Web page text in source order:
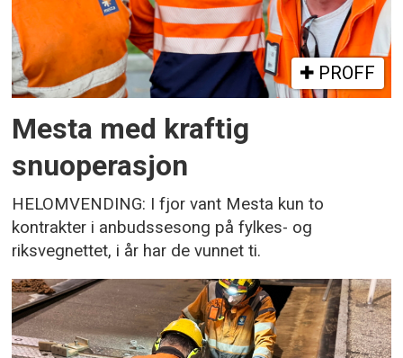
PROFF
Mesta med kraftig
snuoperasjon
HELOMVENDING: I fjor vant Mesta kun to
kontrakter i anbudssesong på fylkes- og
riksvegnettet, i år har de vunnet ti.